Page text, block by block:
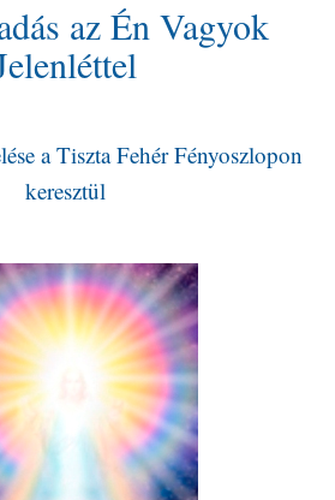
Jelenléttel
az Én Vagyok
a Tiszta Fehér Fényoszlopon
keresztül